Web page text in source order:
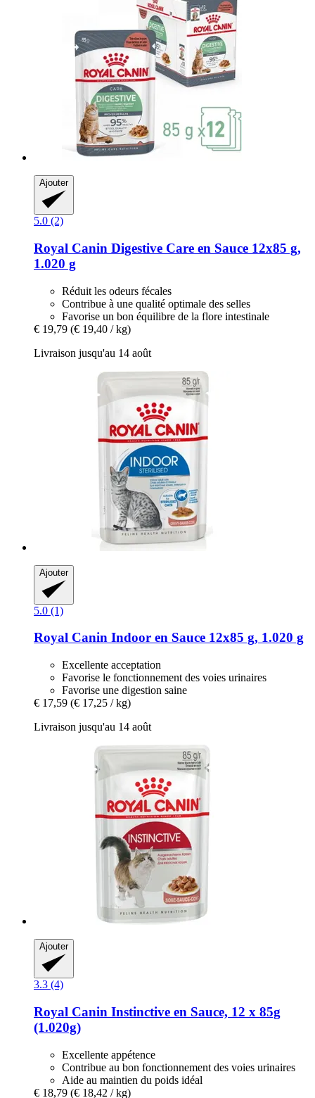
Ajouter
5.0 (2)
Royal Canin Digestive Care en Sauce 12x85 g,
1.020 g
Réduit les odeurs fécales
Contribue à une qualité optimale des selles
Favorise un bon équilibre de la flore intestinale
€ 19,79 (€ 19,40 / kg)
Livraison jusqu'au 14 août
Ajouter
5.0 (1)
Royal Canin Indoor en Sauce 12x85 g, 1.020 g
Excellente acceptation
Favorise le fonctionnement des voies urinaires
Favorise une digestion saine
€ 17,59 (€ 17,25 / kg)
Livraison jusqu'au 14 août
Ajouter
3.3 (4)
Royal Canin Instinctive en Sauce, 12 x 85g
(1.020g)
Excellente appétence
Contribue au bon fonctionnement des voies urinaires
Aide au maintien du poids idéal
€ 18,79 (€ 18,42 / kg)